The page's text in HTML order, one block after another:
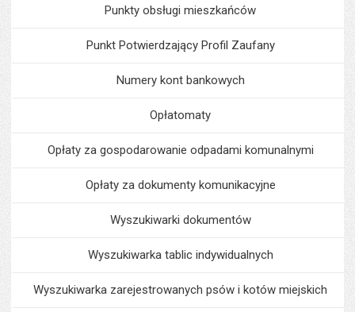
Punkty obsługi mieszkańców
Punkt Potwierdzający Profil Zaufany
Numery kont bankowych
Opłatomaty
Opłaty za gospodarowanie odpadami komunalnymi
Opłaty za dokumenty komunikacyjne
Wyszukiwarki dokumentów
Wyszukiwarka tablic indywidualnych
Wyszukiwarka zarejestrowanych psów i kotów miejskich